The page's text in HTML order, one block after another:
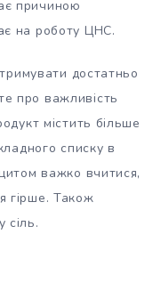
причиною
на роботу ЦНС.
достатньо
про важливість
містить більше
списку в
важко вчитися,
гірше. Також
сіль.